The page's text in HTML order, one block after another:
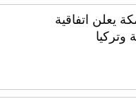
يعلن اتفاقية
وتركيا